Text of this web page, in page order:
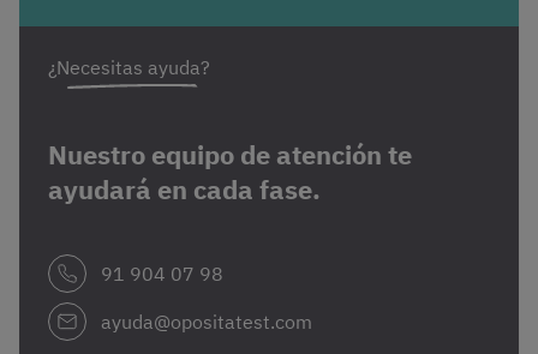
¿Necesitas ayuda?
Nuestro equipo de atención te
ayudará en cada fase.
91 904 07 98
ayuda@opositatest.com